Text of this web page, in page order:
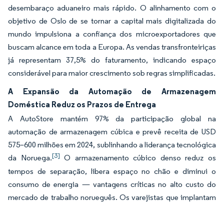
desembaraço aduaneiro mais rápido. O alinhamento com o
objetivo de Oslo de se tornar a capital mais digitalizada do
mundo impulsiona a confiança dos microexportadores que
buscam alcance em toda a Europa. As vendas transfronteiriças
já representam 37,5% do faturamento, indicando espaço
considerável para maior crescimento sob regras simplificadas.
A Expansão da Automação de Armazenagem
Doméstica Reduz os Prazos de Entrega
A AutoStore mantém 97% da participação global na
automação de armazenagem cúbica e prevê receita de USD
575–600 milhões em 2024, sublinhando a liderança tecnológica
da Noruega.[3] O armazenamento cúbico denso reduz os
tempos de separação, libera espaço no chão e diminui o
consumo de energia — vantagens críticas no alto custo do
mercado de trabalho norueguês. Os varejistas que implantam